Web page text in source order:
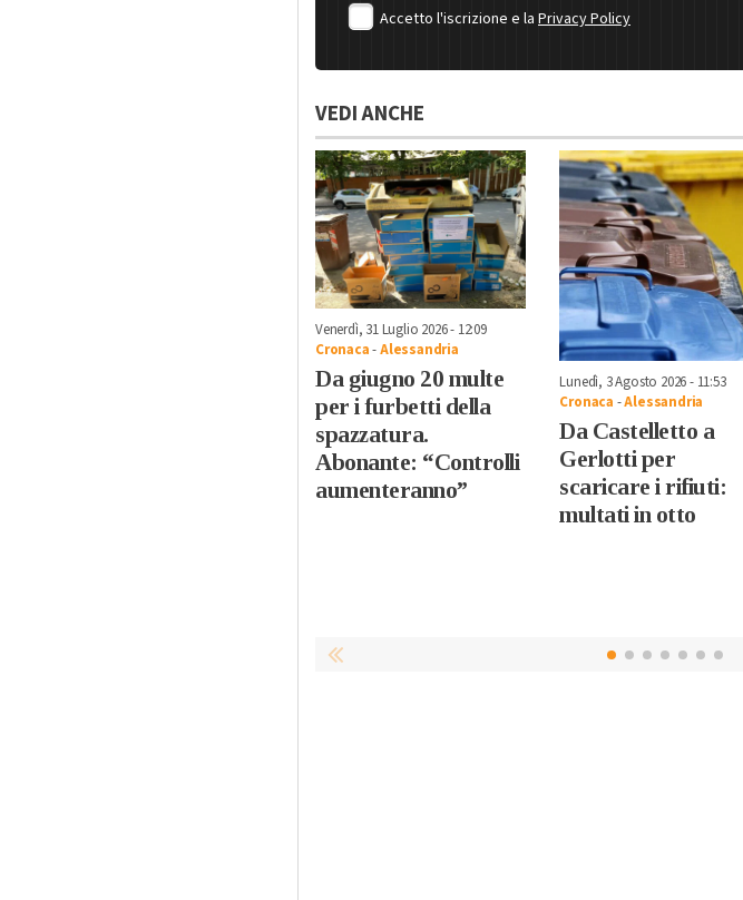
Accetto l'iscrizione e la Privacy Policy
VEDI ANCHE
Venerdì, 31 Luglio 2026 - 12:09
Cronaca-Alessandria
Da giugno 20 multe
per i furbetti della
spazzatura.
Abonante: “Controlli
aumenteranno”
Lunedì, 3 Agosto 2026 - 11:53
Cronaca -Alessandria
Da Castelletto a
Gerlotti per
scaricare i rifiuti:
multati in otto